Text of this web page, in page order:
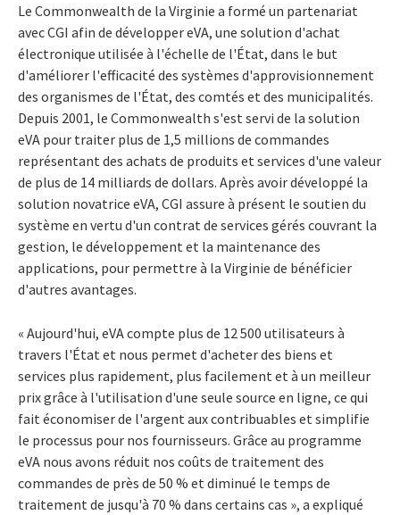
Le Commonwealth de la Virginie a formé un partenariat
avec CGI afin de développer eVA, une solution d'achat
électronique utilisée à l'échelle de l'État, dans le but
d'améliorer l'efficacité des systèmes d'approvisionnement
des organismes de l'État, des comtés et des municipalités.
Depuis 2001, le Commonwealth s'est servi de la solution
eVA pour traiter plus de 1,5 millions de commandes
représentant des achats de produits et services d'une valeur
de plus de 14 milliards de dollars. Après avoir développé la
solution novatrice eVA, CGI assure à présent le soutien du
système en vertu d'un contrat de services gérés couvrant la
gestion, le développement et la maintenance des
applications, pour permettre à la Virginie de bénéficier
d'autres avantages.
« Aujourd'hui, eVA compte plus de 12 500 utilisateurs à
travers l'État et nous permet d'acheter des biens et
services plus rapidement, plus facilement et à un meilleur
prix grâce à l'utilisation d'une seule source en ligne, ce qui
fait économiser de l'argent aux contribuables et simplifie
le processus pour nos fournisseurs. Grâce au programme
eVA nous avons réduit nos coûts de traitement des
commandes de près de 50 % et diminué le temps de
traitement de jusqu'à 70 % dans certains cas », a expliqué